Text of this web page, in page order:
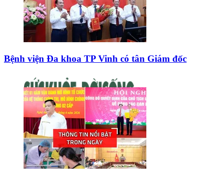
Bệnh viện Đa khoa TP Vinh có tân Giám đốc